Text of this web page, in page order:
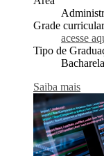
Grade curricular
acesse
Tipo de
Saiba mais